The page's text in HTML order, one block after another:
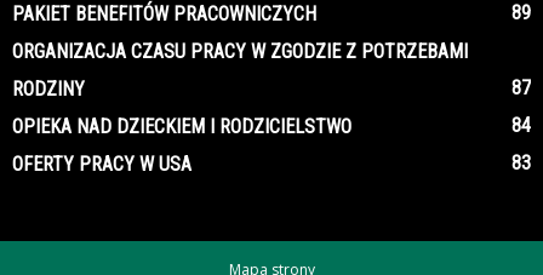
PAKIET BENEFITÓW PRACOWNICZYCH
89
ORGANIZACJA CZASU PRACY W ZGODZIE Z POTRZEBAMI
RODZINY
87
OPIEKA NAD DZIECKIEM I RODZICIELSTWO
84
OFERTY PRACY W USA
83
Mapa strony